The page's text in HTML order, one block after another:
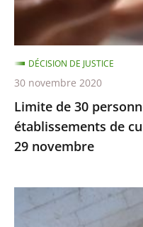
de
culte
–
Décision
en
référé
du
29
Limite de 30
établissements de
29 novembre
DÉCISION DE JUSTICE
30 novembre 2020
juge